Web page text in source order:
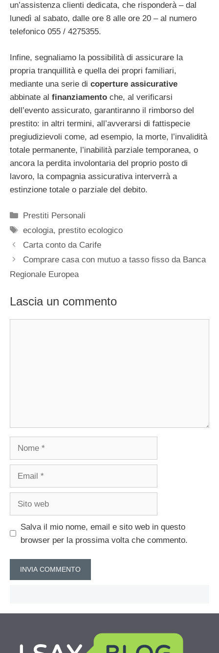
un’assistenza clienti dedicata, che risponderà – dal
lunedì al sabato, dalle ore 8 alle ore 20 – al numero
telefonico 055 / 4275355.
Infine, segnaliamo la possibilità di assicurare la
propria tranquillità e quella dei propri familiari,
mediante una serie di coperture assicurative
abbinate al finanziamento che, al verificarsi
dell’evento assicurato, garantiranno il rimborso del
prestito: in altri termini, all’avverarsi di fattispecie
pregiudizievoli come, ad esempio, la morte, l’invalidità
totale permanente, l’inabilità parziale temporanea, o
ancora la perdita involontaria del proprio posto di
lavoro, la compagnia assicurativa interverrà a
estinzione totale o parziale del debito.
Categorie
Prestiti Personali
Tag
ecologia, prestito ecologico
Carta conto da Carife
Comprare casa con mutuo a tasso fisso da Banca
Regionale Europea
Lascia un commento
Salva il mio nome, email e sito web in questo
browser per la prossima volta che commento.